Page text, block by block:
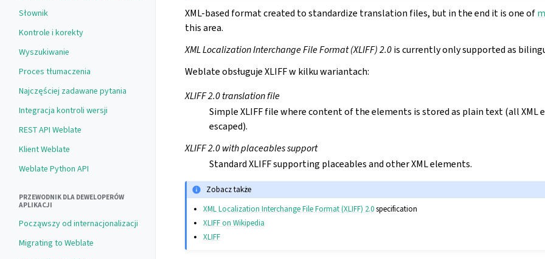
Słownik
Kontrole i korekty
Wyszukiwanie
Proces tłumaczenia
Najczęściej zadawane pytania
Integracja kontroli wersji
REST API Weblate
Klient Weblate
Weblate Python API
PRZEWODNIK DLA DEWELOPERÓW
APLIKACJI
Począwszy od internacjonalizacji
Migrating to Weblate
XML-based format created to standardize translation files, but in the end it is one of
this area.
XML Localization Interchange File Format (XLIFF) 2.0is currently only supported as
Weblate obsługuje XLIFF w kilku wariantach:
XLIFF 2.0 translation file
Simple XLIFF file where content of the elements is stored as plain text (all XML
escaped).
XLIFF 2.0 with placeables support
Standard XLIFF supporting placeables and other XML elements.
Zobacz także
XML Localization Interchange File Format (XLIFF) 2.0specification
XLIFF on Wikipedia
XLIFF